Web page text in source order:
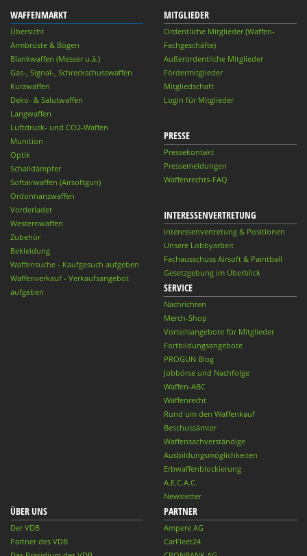
WAFFENMARKT
Übersicht
Armbrüste & Bögen
Blankwaffen (Messer u.ä.)
Gas-, Signal-, Schreckschusswaffen
Kurzwaffen
Deko- & Salutwaffen
Langwaffen
Luftdruck- und CO2-Waffen
Munition
Optik
Schalldämpfer
Softairwaffen (Airsoftgun)
Ordonnanzwaffen
Vorderlader
Westernwaffen
Zubehör
Bekleidung
Waffensuche - Kaufgesuch aufgeben
Waffenverkauf - Verkaufsangebot
aufgeben
MITGLIEDER
Ordentliche Mitglieder (Waffen-
Fachgeschäfte)
Außerordentliche Mitglieder
Fördermitglieder
Mitgliedschaft
Login für Mitglieder
PRESSE
Pressekontakt
Pressemeldungen
Waffenrechts-FAQ
INTERESSENVERTRETUNG
Interessenvertretung & Positionen
Unsere Lobbyarbeit
Fachausschuss Airsoft & Paintball
Gesetzgebung im Überblick
SERVICE
Nachrichten
Merch-Shop
Vorteilsangebote für Mitglieder
Fortbildungsangebote
PROGUN Blog
Jobbörse und Nachfolge
Waffen-ABC
Waffenrecht
Rund um den Waffenkauf
Beschussämter
Waffensachverständige
Ausbildungsmöglichkeiten
Erbwaffenblockierung
A.E.C.A.C.
Newsletter
ÜBER UNS
Der VDB
Partner des VDB
PARTNER
Ampere AG
CarFleet24